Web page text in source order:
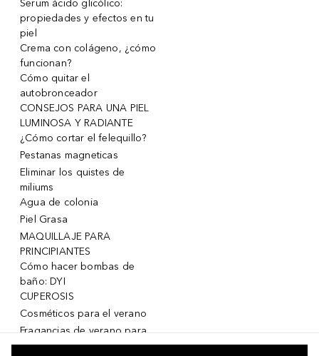
Serum ácido glicólico:
propiedades y efectos en tu
piel
Crema con colágeno, ¿cómo
funcionan?
Cómo quitar el
autobronceador
CONSEJOS PARA UNA PIEL
LUMINOSA Y RADIANTE
¿Cómo cortar el felequillo?
Pestanas magneticas
Eliminar los quistes de
miliums
Agua de colonia
Piel Grasa
MAQUILLAJE PARA
PRINCIPIANTES
Cómo hacer bombas de
baño: DYI
CUPEROSIS
Cosméticos para el verano
Fragancias de verano para
mujeres